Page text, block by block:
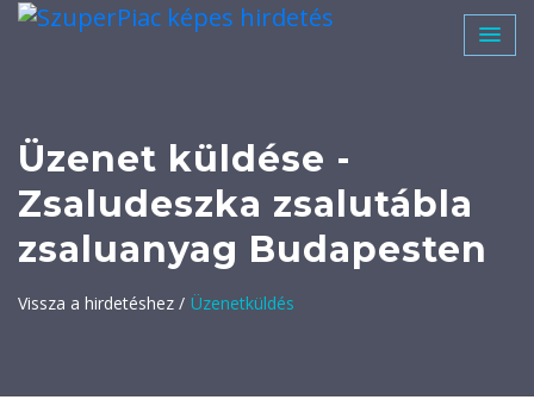
Üzenet küldése -
Zsaludeszka zsalutábla
zsaluanyag Budapesten
Vissza a hirdetéshez / Üzenetküldés